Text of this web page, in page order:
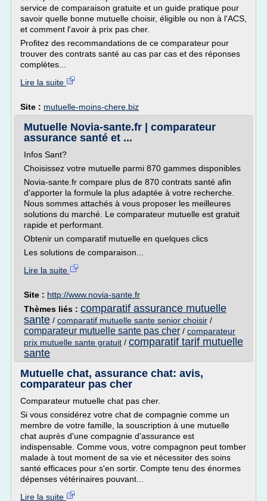
service de comparaison gratuite et un guide pratique pour
savoir quelle bonne mutuelle choisir, éligible ou non à l'ACS,
et comment l'avoir à prix pas cher.
Profitez des recommandations de ce comparateur pour
trouver des contrats santé au cas par cas et des réponses
complètes...
Lire la suite
Site : mutuelle-moins-chere.biz
Mutuelle Novia-sante.fr | comparateur
assurance santé et ...
Infos Sant?
Choisissez votre mutuelle parmi 870 gammes disponibles
Novia-sante.fr compare plus de 870 contrats santé afin
d'apporter la formule la plus adaptée à votre recherche.
Nous sommes attachés à vous proposer les meilleures
solutions du marché. Le comparateur mutuelle est gratuit
rapide et performant.
Obtenir un comparatif mutuelle en quelques clics
Les solutions de comparaison...
Lire la suite
Site : http://www.novia-sante.fr
Thèmes liés : comparatif assurance mutuelle
sante / comparatif mutuelle sante senior choisir /
comparateur mutuelle sante pas cher / comparateur
prix mutuelle sante gratuit / comparatif tarif mutuelle
sante
Mutuelle chat, assurance chat: avis,
comparateur pas cher
Comparateur mutuelle chat pas cher.
Si vous considérez votre chat de compagnie comme un
membre de votre famille, la souscription à une mutuelle
chat auprès d'une compagnie d'assurance est
indispensable. Comme vous, votre compagnon peut tomber
malade à tout moment de sa vie et nécessiter des soins
santé efficaces pour s'en sortir. Compte tenu des énormes
dépenses vétérinaires pouvant...
Lire la suite